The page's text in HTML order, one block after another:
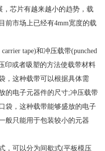
，芯片有越来越小的趋势，载
前市场上已经有4mm宽度的载
tape)和冲压载带(punched
印或者吸塑的方法使载带材料
，这种载带可以根据具体需
的电子元器件的尺寸;冲压载带
袋，这种载带能够盛放的电子
般只能用于包装较小的元器
，可以分为间歇式(平板模压